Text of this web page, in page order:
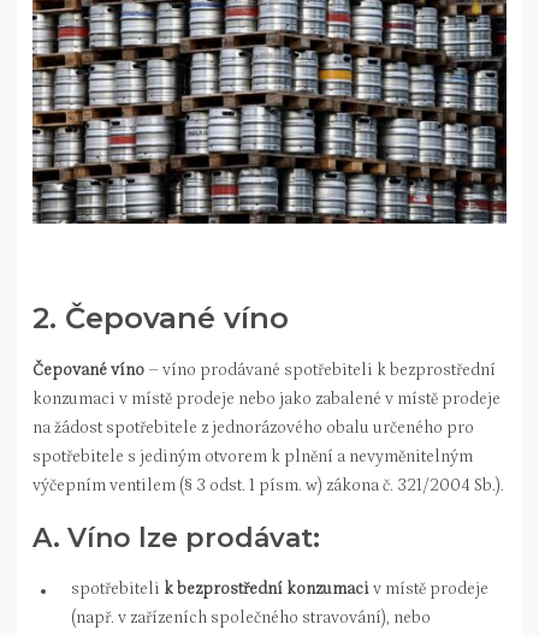
2. Čepované víno
Čepované víno – víno prodávané spotřebiteli k bezprostřední
konzumaci v místě prodeje nebo jako zabalené v místě prodeje
na žádost spotřebitele z jednorázového obalu určeného pro
spotřebitele s jediným otvorem k plnění a nevyměnitelným
výčepním ventilem (§ 3 odst. 1 písm. w) zákona č. 321/2004 Sb.).
A. Víno lze prodávat:
spotřebiteli k bezprostřední konzumaciv místě prodeje
(např. v zařízeních společného stravování), nebo